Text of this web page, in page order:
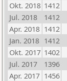
Okt. 2018 1412
Jul. 2018
1412
Apr. 2018 1412
Jan. 2018 1412
Okt. 2017 1402
Jul. 2017
1396
Apr. 2017 1456